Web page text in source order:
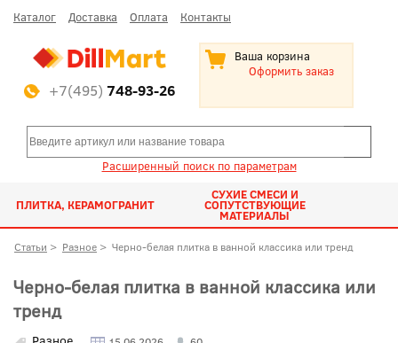
Каталог Доставка Оплата Контакты
+7(495) 748-93-26
Ваша корзина
Оформить заказ
Расширенный поиск по параметрам
ПЛИТКА, КЕРАМОГРАНИТ
СУХИЕ СМЕСИ И
СОПУТСТВУЮЩИЕ
МАТЕРИАЛЫ
Статьи > Разное > Черно-белая плитка в ванной классика или тренд
Черно-белая плитка в ванной классика или
тренд